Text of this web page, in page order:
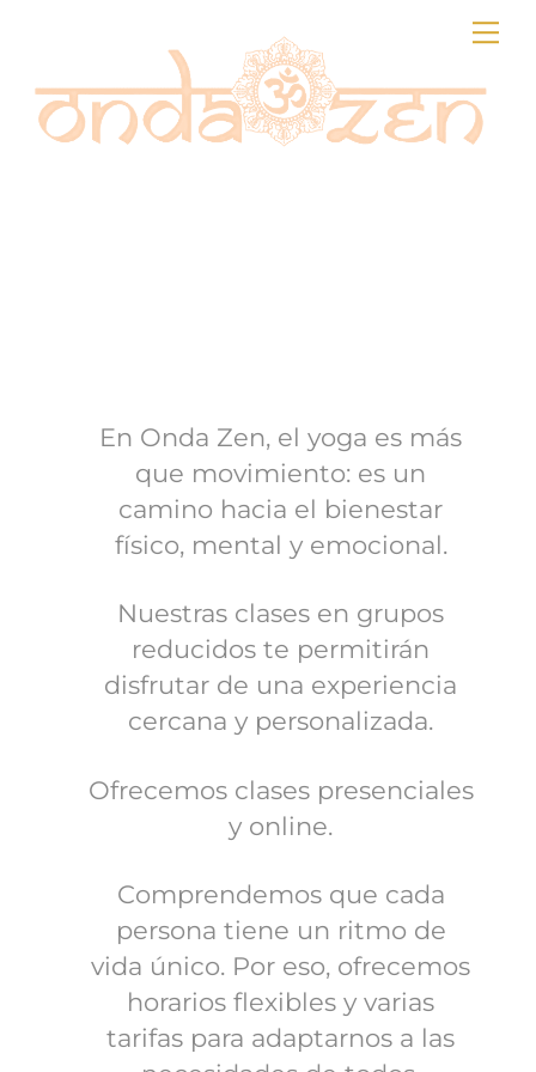
content
En Onda Zen, el yoga es más
que movimiento: es un
camino hacia el bienestar
físico, mental y emocional.
Nuestras clases en grupos
reducidos te permitirán
disfrutar de una experiencia
cercana y personalizada.
Ofrecemos clases presenciales
y online.
Comprendemos que cada
persona tiene un ritmo de
vida único. Por eso, ofrecemos
horarios flexibles y varias
tarifas para adaptarnos a las